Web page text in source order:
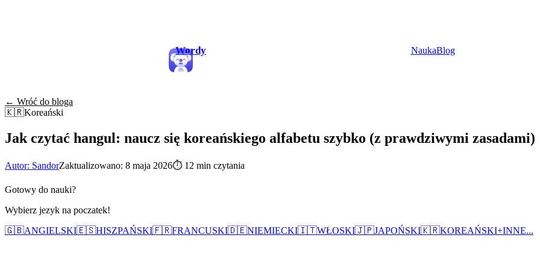
Wordy NaukaBlog
← Wróć do bloga
🇰🇷Koreański
Jak czytać hangul: naucz się koreańskiego alfabetu szybko (z prawdziwymi zasadami)
Autor: SandorZaktualizowano: 8 maja 2026⏱ 12 min czytania
Gotowy do nauki?
Wybierz jezyk na poczatek!
🇬🇧ANGIELSKI🇪🇸HISZPAŃSKI🇫🇷FRANCUSKI🇩🇪NIEMIECKI🇮🇹WŁOSKI🇯🇵JAPOŃSKI🇰🇷KOREAŃSKI+INNE...